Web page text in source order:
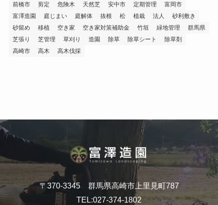
前橋市
剪定 危険木 天然芝 安中市 定期管理
富岡市
富澤造園
庭じまい 庭解体 抜根 松 植栽 法人
砂利敷き
砂留め
移植 空き家 空き家対策補助金 竹垣 緑地管理
群馬県
芝張り
芝管理 草刈り 造園 除草 除草シート
除草剤
高崎市
高木 高木伐採
〒370-3345 群馬県高崎市上里見町787
TEL:027-374-1802